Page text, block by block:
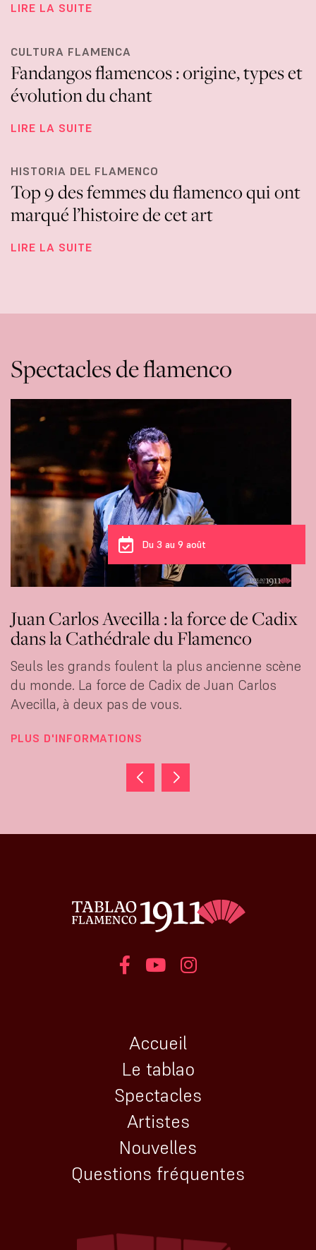
LIRE LA SUITE
CULTURA FLAMENCA
Fandangos flamencos : origine, types et
évolution du chant
LIRE LA SUITE
HISTORIA DEL FLAMENCO
Top 9 des femmes du flamenco qui ont
marqué l’histoire de cet art
LIRE LA SUITE
Spectacles de flamenco
Du 3 au 9 août
Juan Carlos Avecilla : la force de Cadix
dans la Cathédrale du Flamenco
Seuls les grands foulent la plus ancienne scène
du monde. La force de Cadix de Juan Carlos
Avecilla, à deux pas de vous.
PLUS D'INFORMATIONS
Accueil
Le tablao
Spectacles
Artistes
Nouvelles
Questions fréquentes